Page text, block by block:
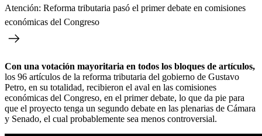
Atención: Reforma tributaria pasó el primer debate en comisiones
económicas del Congreso
Con una votación mayoritaria en todos los bloques de artículos,
los 96 artículos de la reforma tributaria del gobierno de Gustavo
Petro, en su totalidad, recibieron el aval en las comisiones
económicas del Congreso, en el primer debate, lo que da pie para
que el proyecto tenga un segundo debate en las plenarias de Cámara
y Senado, el cual probablemente sea menos controversial.